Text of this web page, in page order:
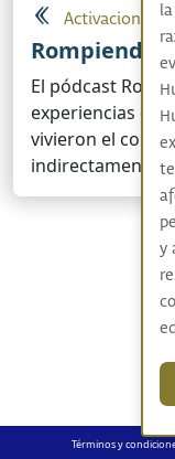
Activaciones
Rompiendo
El pódcast
experiencias de
vivieron el
indirectamente
Términos y
y